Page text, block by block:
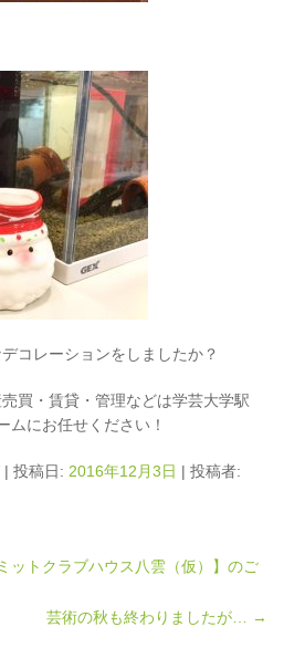
コレーションをしましたか？
買・賃貸・管理などは学芸大学駅
ムにお任せください！
| 投稿日: 2016年12月3日 | 投稿者:
ットクラブハウス八雲（仮）】のご
芸術の秋も終わりましたが…
→